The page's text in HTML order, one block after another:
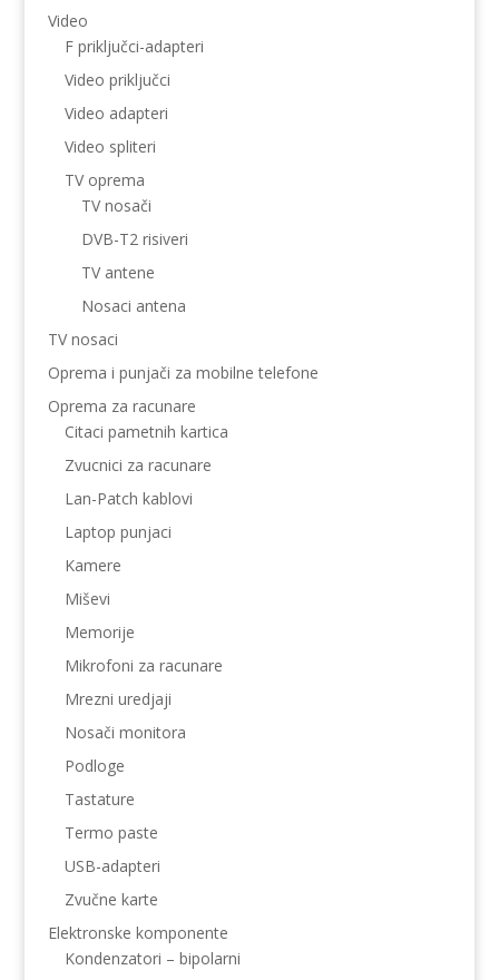
Video
F priključci-adapteri
Video priključci
Video adapteri
Video spliteri
TV oprema
TV nosači
DVB-T2 risiveri
TV antene
Nosaci antena
TV nosaci
Oprema i punjači za mobilne telefone
Oprema za racunare
Citaci pametnih kartica
Zvucnici za racunare
Lan-Patch kablovi
Laptop punjaci
Kamere
Miševi
Memorije
Mikrofoni za racunare
Mrezni uredjaji
Nosači monitora
Podloge
Tastature
Termo paste
USB-adapteri
Zvučne karte
Elektronske komponente
Kondenzatori – bipolarni